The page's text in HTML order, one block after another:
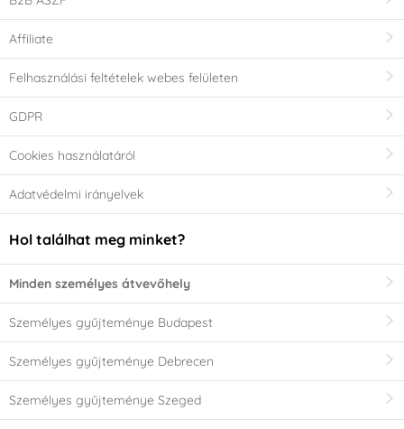
Affiliate
Felhasználási feltételek webes felületen
GDPR
Cookies használatáról
Adatvédelmi irányelvek
Hol találhat meg minket?
Minden személyes átvevőhely
Személyes gyűjteménye Budapest
Személyes gyűjteménye Debrecen
Személyes gyűjteménye Szeged